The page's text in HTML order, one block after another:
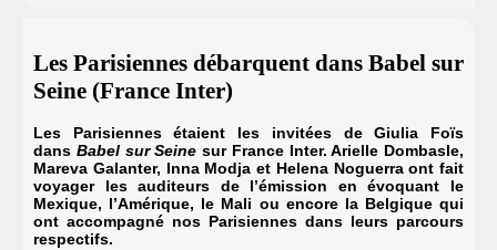
Les Parisiennes débarquent dans Babel sur
Seine (France Inter)
Les Parisiennes étaient les invitées de Giulia Foïs
dans Babel sur Seine sur France Inter. Arielle Dombasle,
Mareva Galanter, Inna Modja et Helena Noguerra ont fait
voyager les auditeurs de l’émission en évoquant le
Mexique, l’Amérique, le Mali ou encore la Belgique qui
ont accompagné nos Parisiennes dans leurs parcours
respectifs.